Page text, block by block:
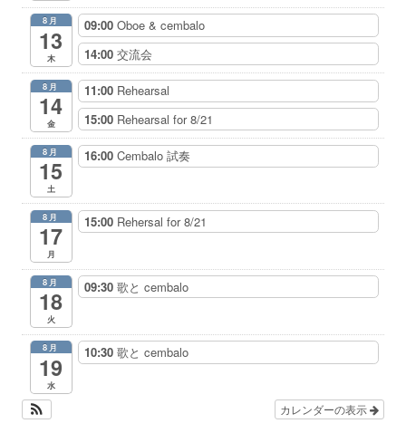
8月
13
木
09:00 Oboe & cembalo
14:00 交流会
8月
14
金
11:00 Rehearsal
15:00 Rehearsal for 8/21
8月
15
土
16:00 Cembalo 試奏
8月
17
月
15:00 Rehersal for 8/21
8月
18
火
09:30 歌と cembalo
8月
19
水
10:30 歌と cembalo
カレンダーの表示